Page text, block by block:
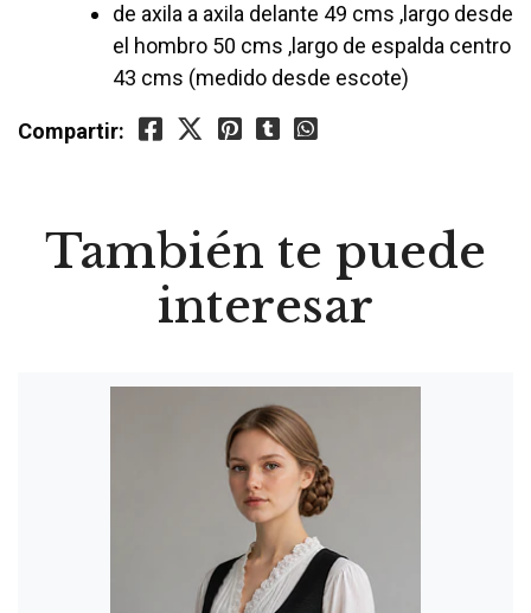
de axila a axila delante 49 cms ,largo desde
el hombro 50 cms ,largo de espalda centro
43 cms (medido desde escote)
Compartir:
También te puede
interesar